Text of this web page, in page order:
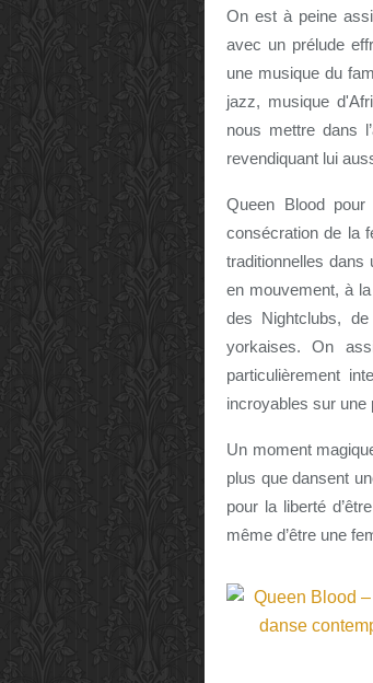
On est à peine
avec un prélude
une musique du
jazz, musique
nous mettre dans
revendiquant lui
Queen Blood
consécration de la
traditionnelles dans
en mouvement, à
des Nightclubs,
yorkaises. On
particulièrement
incroyables sur une
Un moment
plus que dansent
pour la liberté
même d’être une